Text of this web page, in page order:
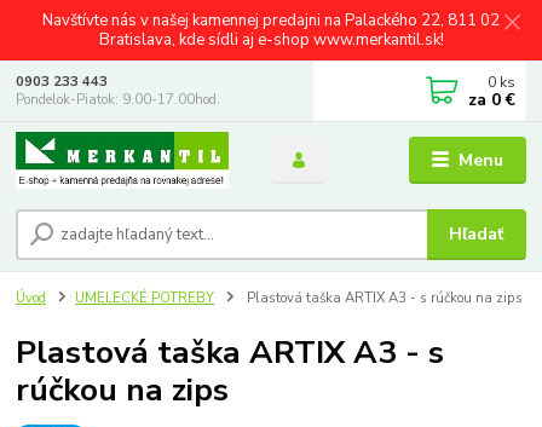
Navštívte nás v našej kamennej predajni na Palackého 22, 811 02
Bratislava, kde sídli aj e-shop www.merkantil.sk!
Menu
Hľadať
0903 233 443
Pondelok-Piatok: 9.00-17.00hod.
0 ks
za 0 €
Úvod UMELECKÉ POTREBY Plastová taška ARTIX A3 - s rúčkou na zips
Plastová taška ARTIX A3 - s
rúčkou na zips